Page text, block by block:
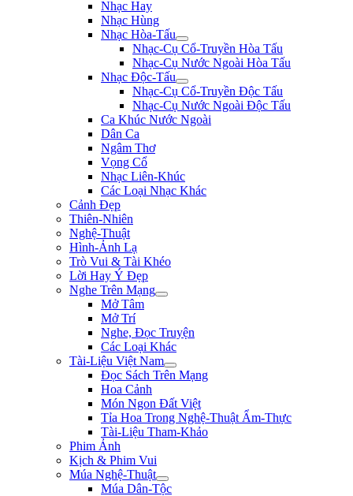
Nhạc Hay
Nhạc Hùng
Nhạc Hòa-Tấu
Nhạc-Cụ Cổ-Truyền Hòa Tấu
Nhạc-Cụ Nước Ngoài Hòa Tấu
Nhạc Độc-Tấu
Nhạc-Cụ Cổ-Truyền Độc Tấu
Nhạc-Cụ Nước Ngoài Độc Tấu
Ca Khúc Nước Ngoài
Dân Ca
Ngâm Thơ
Vọng Cổ
Nhạc Liên-Khúc
Các Loại Nhạc Khác
Cảnh Đẹp
Thiên-Nhiên
Nghệ-Thuật
Hình-Ảnh Lạ
Trò Vui & Tài Khéo
Lời Hay Ý Đẹp
Nghe Trên Mạng
Mở Tâm
Mở Trí
Nghe, Đọc Truyện
Các Loại Khác
Tài-Liệu Việt Nam
Đọc Sách Trên Mạng
Hoa Cảnh
Món Ngon Đất Việt
Tỉa Hoa Trong Nghệ-Thuật Ẩm-Thực
Tài-Liệu Tham-Khảo
Phim Ảnh
Kịch & Phim Vui
Múa Nghệ-Thuật
Múa Dân-Tộc